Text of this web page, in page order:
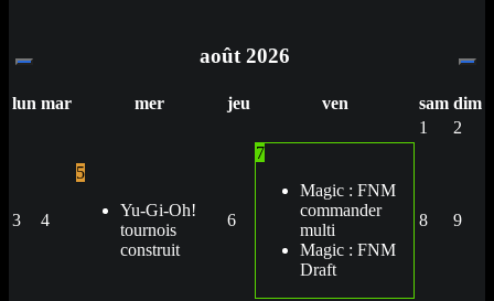
août 2026
lun mar mer jeu ven sam dim
1
2
3 4
5
Yu-Gi-Oh!
tournois
construit
6
7
Magic : FNM
commander
multi
Magic : FNM
Draft
8 9